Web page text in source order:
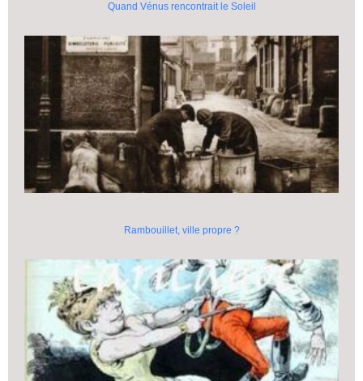
Quand Vénus rencontrait le Soleil
Rambouillet, ville propre ?